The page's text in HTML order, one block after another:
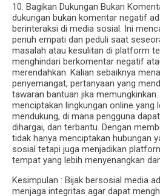
10. Bagikan Dukungan Bukan
dukungan bukan komentar negatif
berinteraksi di media sosial. Ini
penuh empati dan peduli saat
masalah atau kesulitan di platform
menghindari berkomentar negatif
merendahkan. Kalian sebaiknya
penyemangat, pertanyaan yang
tawaran bantuan jika
menciptakan lingkungan online yang
mendukung, di mana pengguna
dihargai, dan terbantu. Dengan
tidak hanya menciptakan hubungan
sosial tetapi juga menjadikan
tempat yang lebih menyenangkan
Kesimpulan : Bijak bersosial media
menjaga integritas agar dapat